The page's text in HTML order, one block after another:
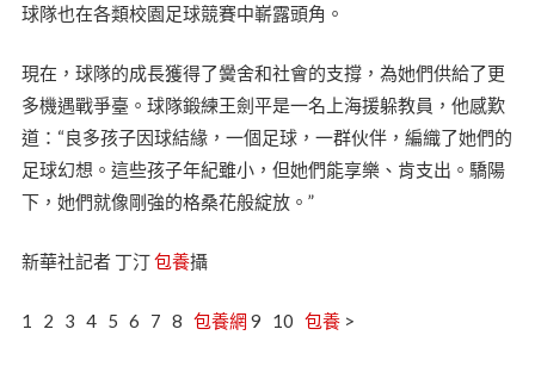
球隊也在各類校園足球競賽中嶄露頭角。
現在，球隊的成長獲得了黌舍和社會的支撐，為她們供給了更
多機遇戰爭臺。球隊鍛練王劍平是一名上海援躲教員，他感歎
道：“良多孩子因球結緣，一個足球，一群伙伴，編織了她們的
足球幻想。這些孩子年紀雖小，但她們能享樂、肯支出。驕陽
下，她們就像剛強的格桑花般綻放。”
新華社記者 丁汀包養攝
1 2 3 4 5 6 7 8 包養網 9 10 包養>